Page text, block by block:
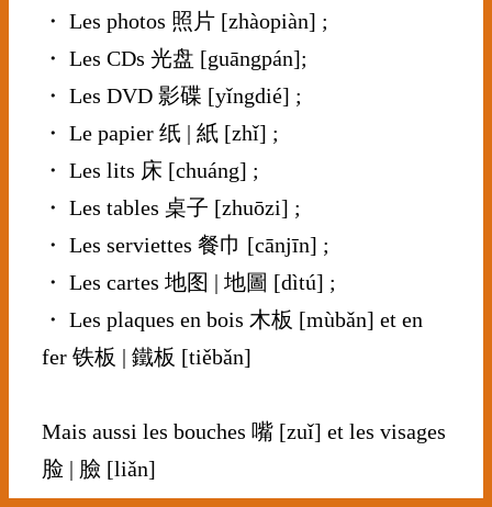
・ Les photos 照片 [zhàopiàn] ;
・ Les CDs 光盘 [guāngpán];
・ Les DVD 影碟 [yǐngdié] ;
・ Le papier 纸 | 紙 [zhǐ] ;
・ Les lits 床 [chuáng] ;
・ Les tables 桌子 [zhuōzi] ;
・ Les serviettes 餐巾 [cānjīn] ;
・ Les cartes 地图 | 地圖 [dìtú] ;
・ Les plaques en bois 木板 [mùbǎn] et en
fer 铁板 | 鐵板 [tiěbǎn]
Mais aussi les bouches 嘴 [zuǐ] et les visages
脸 | 臉 [liǎn]